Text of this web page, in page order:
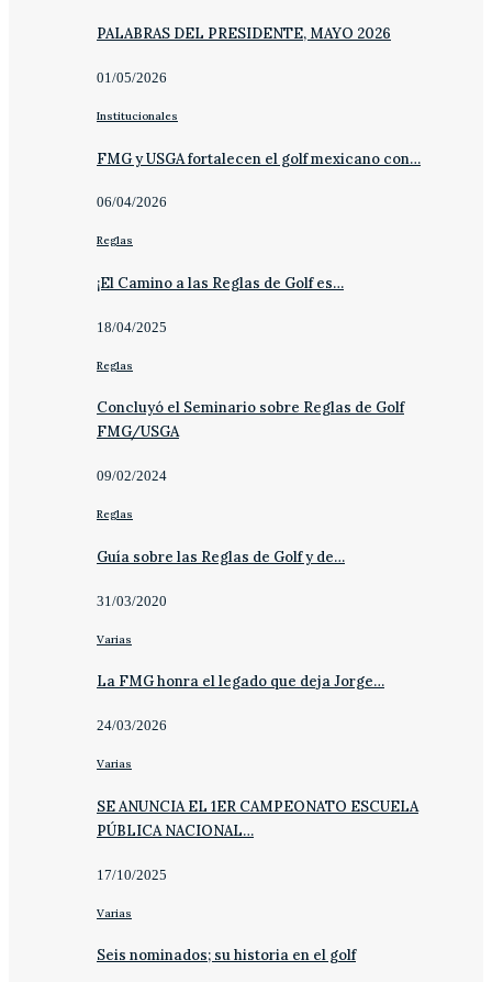
PALABRAS DEL PRESIDENTE, MAYO 2026
01/05/2026
Institucionales
FMG y USGA fortalecen el golf mexicano con…
06/04/2026
Reglas
¡El Camino a las Reglas de Golf es…
18/04/2025
Reglas
Concluyó el Seminario sobre Reglas de Golf
FMG/USGA
09/02/2024
Reglas
Guía sobre las Reglas de Golf y de…
31/03/2020
Varias
La FMG honra el legado que deja Jorge…
24/03/2026
Varias
SE ANUNCIA EL 1ER CAMPEONATO ESCUELA
PÚBLICA NACIONAL…
17/10/2025
Varias
Seis nominados; su historia en el golf